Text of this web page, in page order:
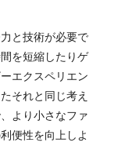
と技術が必要で
を短縮したりゲ
エクスペリエン
それと同じ考え
より小さなファ
便性を向上しよ